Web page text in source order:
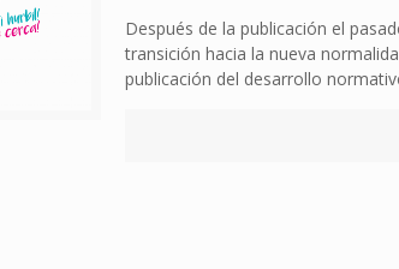
Después de la publicación el
transición hacia la nueva
publicación del desarrollo